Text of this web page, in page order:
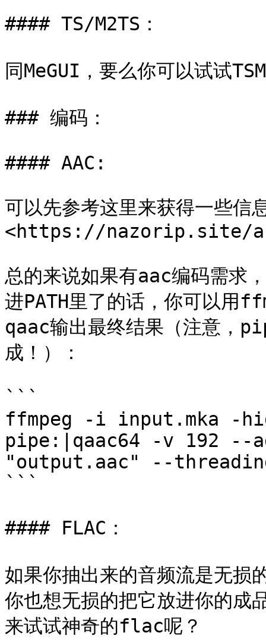
#### TS/M2TS：
同MeGUI，要么你可以试试
### 编码：
#### AAC:
可以先参考这里来获得一些信
<https://nazorip.site/
总的来说如果有aac编码需求
进PATH里了的话，你可以
qaac输出最终结果（注意
成！）：
```
ffmpeg -i input.mka -
pipe:|qaac64 -v 192
"output.aac" --
```
#### FLAC：
如果你抽出来的音频流是无损
你也想无损的把它放进你的成
来试试神奇的flac呢？